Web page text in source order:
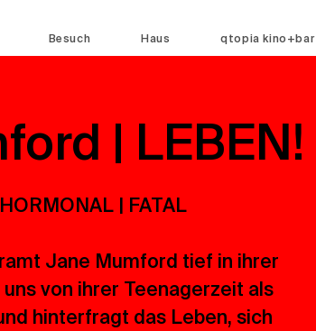
Besuch Haus qtopia kino+bar
| LEBEN!
| FATAL
Jane Mumford tief in ihrer
von ihrer Teenagerzeit als
hinterfragt das Leben, sich